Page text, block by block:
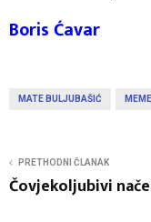
Boris Ćavar
MATE BULJUBAŠIĆ
PRETHODNI ČLANAK
Čovjekoljubivi